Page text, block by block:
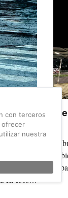
de
con terceros
ofrecer
nuestra